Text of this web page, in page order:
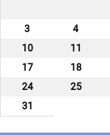
3
4
10
11
17
18
24
25
31